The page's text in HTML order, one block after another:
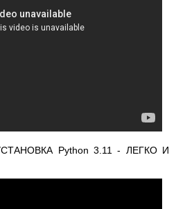
Python 3.11 - ЛЕГКО И